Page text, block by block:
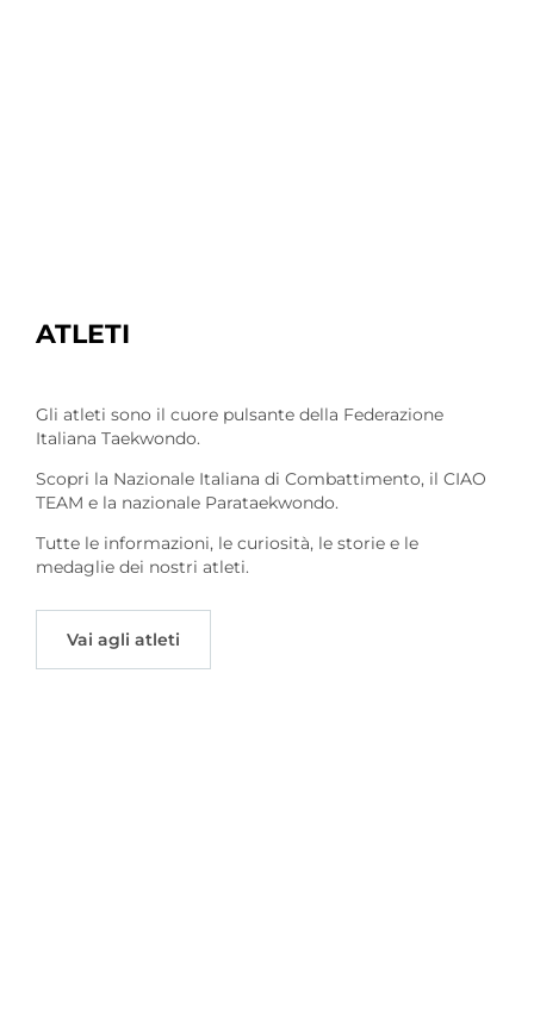
ATLETI
Gli atleti sono il cuore pulsante della Federazione
Italiana Taekwondo.
Scopri la Nazionale Italiana di Combattimento, il CIAO
TEAM e la nazionale Parataekwondo.
Tutte le informazioni, le curiosità, le storie e le
medaglie dei nostri atleti.
Vai agli atleti